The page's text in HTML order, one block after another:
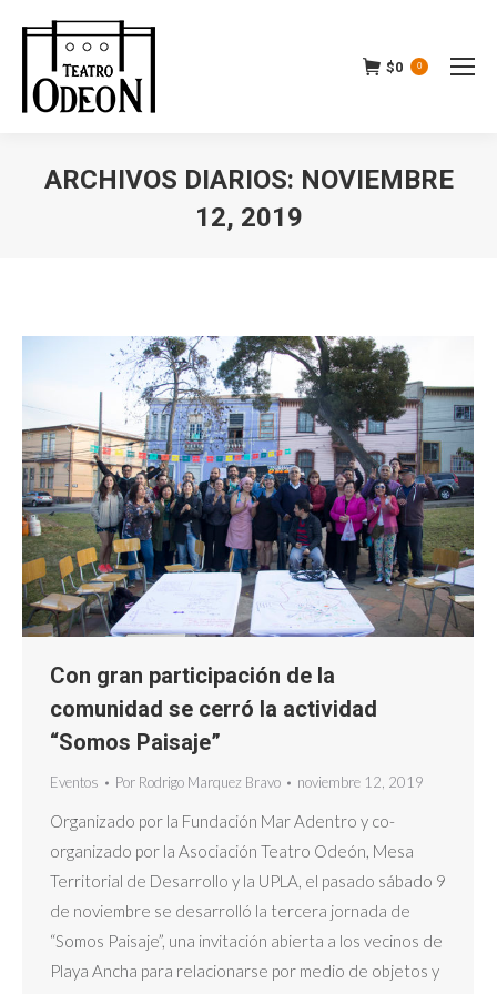
$0 0
ARCHIVOS DIARIOS: NOVIEMBRE
12, 2019
Con gran participación de la
comunidad se cerró la actividad
“Somos Paisaje”
Eventos Por Rodrigo Marquez Bravo noviembre 12, 2019
Organizado por la Fundación Mar Adentro y co-
organizado por la Asociación Teatro Odeón, Mesa
Territorial de Desarrollo y la UPLA, el pasado sábado 9
de noviembre se desarrolló la tercera jornada de
“Somos Paisaje”, una invitación abierta a los vecinos de
Playa Ancha para relacionarse por medio de objetos y